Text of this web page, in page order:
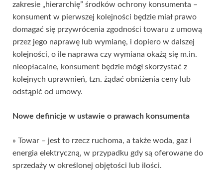
zakresie „hierarchię” środków ochrony konsumenta –
konsument w pierwszej kolejności będzie miał prawo
domagać się przywrócenia zgodności towaru z umową
przez jego naprawę lub wymianę, i dopiero w dalszej
kolejności, o ile naprawa czy wymiana okażą się m.in.
nieopłacalne, konsument będzie mógł skorzystać z
kolejnych uprawnień, tzn. żądać obniżenia ceny lub
odstąpić od umowy.
Nowe definicje w ustawie o prawach konsumenta
» Towar – jest to rzecz ruchoma, a także woda, gaz i
energia elektryczną, w przypadku gdy są oferowane do
sprzedaży w określonej objętości lub ilości.